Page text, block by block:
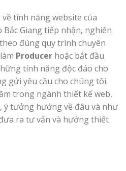
tính năng website của
Bắc Giang tiếp nhận, nghiên
đúng quy trình chuyên
Producer hoặc bắt đầu
tính năng độc đáo cho
gửi yêu cầu cho chúng tôi.
trong ngành thiết kế web,
ý tưởng hướng về đâu và như
ra tư vấn và hướng thiết